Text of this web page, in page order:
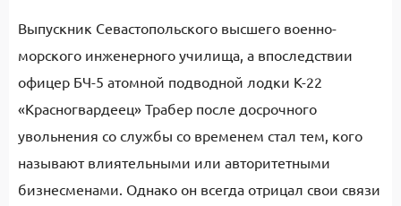
Выпускник Севастопольского высшего военно-
морского инженерного училища, а впоследствии
офицер БЧ-5 атомной подводной лодки К-22
«Красногвардеец» Трабер после досрочного
увольнения со службы со временем стал тем, кого
называют влиятельными или авторитетными
бизнесменами. Однако он всегда отрицал свои связи